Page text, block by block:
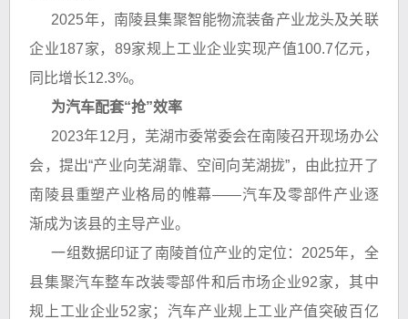
2025年，南陵县集聚智能物流装备产业龙头及关联
企业187家，89家规上工业企业实现产值100.7亿元，
同比增长12.3%。
为汽车配套“抢”效率
2023年12月，芜湖市委常委会在南陵召开现场办公
会，提出“产业向芜湖靠、空间向芜湖拢”，由此拉开了
南陵县重塑产业格局的帷幕——汽车及零部件产业逐
渐成为该县的主导产业。
一组数据印证了南陵首位产业的定位：2025年，全
县集聚汽车整车改装零部件和后市场企业92家，其中
规上工业企业52家；汽车产业规上工业产值突破百亿